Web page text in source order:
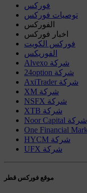
فوركس
توصيات فوركس
الفوركس
اخبار فوركس
فوركس الكويت
الفوريكس
Alvexo شركة
24option شركة
AxiTrader شركة
XM شركة
NSFX شركة
XTB شركة
Noor Capital شركة
HYCM شركة
UFX شركة
موقع فوركس قطر